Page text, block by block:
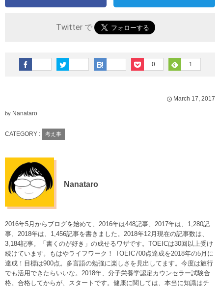
Twitter で
0 1
March 17, 2017
by Nanataro
CATEGORY : 考え事
Nanataro
2016年5月からブログを始めて、2016年は448記事、2017年は、1,280記
事、2018年は、1,456記事を書きました。2018年12月現在の記事数は、
3,184記事。「書くのが好き」の成せるワザです。TOEICは30回以上受け
続けています。もはやライフワーク！ TOEIC700点達成を2018年の5月に
達成！目標は900点。多言語の勉強に楽しさを見出してます。今度は旅行
でも活用できたらいいな。2018年、分子栄養学認定カウンセラー試験合
格。合格してからが、スタートです。健康に関しては、本当に知識はチ